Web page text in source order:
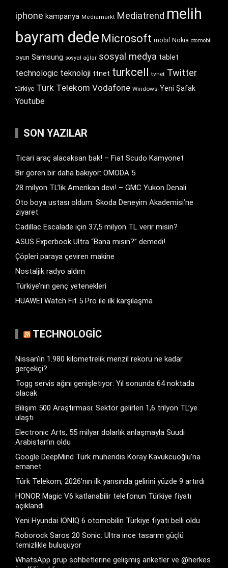
iphone kampanya Mediamarkt Mediatrend melih
bayram dede Microsoft mobil Nokia otomobil
oyun Samsung sosyal ağlar sosyal medya tablet
technologic teknoloji ttnet turkcell tvnet Twitter
türkiye Türk Telekom Vodafone Windows Yeni Şafak
Youtube
SON YAZILAR
Ticari araç alacaksan bak! – Fiat Scudo Kamyonet
Bir gören bir daha bakıyor: OMODA 5
28 milyon TL’lik Amerikan devi! – GMC Yukon Denali
Oto boya ustası oldum: Skoda Deneyim Akademisi’ne
ziyaret
Cadillac Escalade için 37,5 milyon TL verir misin?
ASUS Experbook Ultra “Bana mısın?” demedi!
Çöpleri paraya çeviren makine
Nostaljik radyo aldım
Türkiye’nin genç yetenekleri
HUAWEI Watch Fit 5 Pro ile ilk karşılaşma
TECHNOLOGIC
Nissan’ın 1.980 kilometrelik menzil rekoru ne kadar
gerçekçi?
Togg servis ağını genişletiyor: Yıl sonunda 64 noktada
olacak
Bilişim 500 Araştırması: Sektör gelirleri 1,6 trilyon TL’ye
ulaştı
Electronic Arts, 55 milyar dolarlık anlaşmayla Suudi
Arabistan’ın oldu
Google DeepMind Türk mühendis Koray Kavukcuoğlu’na
emanet
Türk Telekom, 2026’nın ilk yarısında gelirini yüzde 9 artırdı
HONOR Magic V6 katlanabilir telefonun Türkiye fiyatı
açıklandı
Yeni Hyundai IONIQ 6 otomobilin Türkiye fiyatı belli oldu
Roborock Saros 20 Sonic: Ultra ince tasarım güçlü
temizlikle buluşuyor
WhatsApp grup sohbetlerine gelişmiş anketler ve @herkes